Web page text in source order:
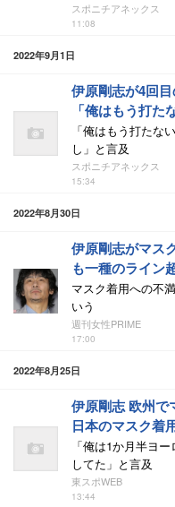
スポニチアネックス
11:08
2022年9月1日
伊原剛志が4回
「俺はもう打た
「俺はもう打たな
し」と言及
スポニチアネックス
15:34
2022年8月30日
伊原剛志がマス
も一種のライン
マスク着用への不
いう
週刊女性PRIME
17:00
2022年8月25日
伊原剛志 欧州で
日本のマスク着
「俺は1か月半ヨ
してた」と言及
東スポWEB
13:44